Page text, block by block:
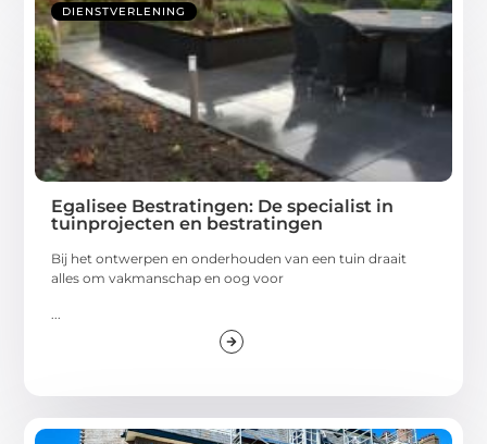
DIENSTVERLENING
Egalisee Bestratingen: De specialist in
tuinprojecten en bestratingen
Bij het ontwerpen en onderhouden van een tuin draait
alles om vakmanschap en oog voor